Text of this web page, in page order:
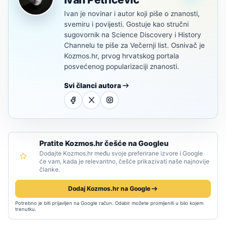
Ivan je novinar i autor koji piše o znanosti,
svemiru i povijesti. Gostuje kao stručni
sugovornik na Science Discovery i History
Channelu te piše za Večernji list. Osnivač je
Kozmos.hr, prvog hrvatskog portala
posvećenog popularizaciji znanosti.
Svi članci autora
Pratite Kozmos.hr češće na Googleu
Dodajte Kozmos.hr među svoje preferirane izvore i Google
će vam, kada je relevantno, češće prikazivati naše najnovije
članke.
Dodaj Kozmos.hr na Google
Potrebno je biti prijavljen na Google račun. Odabir možete promijeniti u bilo kojem
trenutku.